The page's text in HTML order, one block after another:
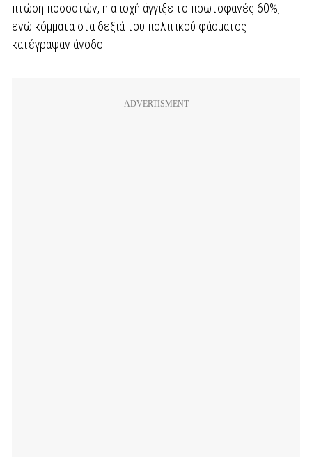
πτώση ποσοστών, η αποχή άγγιξε το πρωτοφανές 60%,
ενώ κόμματα στα δεξιά του πολιτικού φάσματος
κατέγραψαν άνοδο.